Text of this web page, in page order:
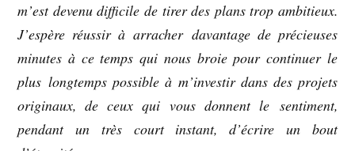
m’est devenu difficile de tirer des plans trop ambitieux.
J’espère réussir à arracher davantage de précieuses
minutes à ce temps qui nous broie pour continuer le
plus longtemps possible à m’investir dans des projets
originaux, de ceux qui vous donnent le sentiment,
pendant un très court instant, d’écrire un bout